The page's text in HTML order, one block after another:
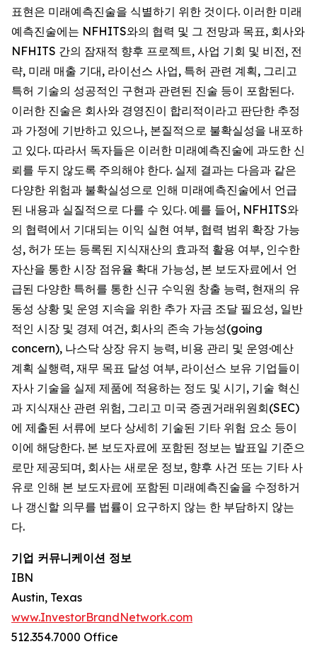
표현은 미래예측진술을 식별하기 위한 것이다. 이러한 미래
예측진술에는 NFHITS와의 협력 및 그 전망과 목표, 회사와
NFHITS 간의 잠재적 향후 프로젝트, 사업 기회 및 비전, 전
략, 미래 매출 기대, 라이선스 사업, 특허 관련 계획, 그리고
특허 기술의 성공적인 구현과 관련된 진술 등이 포함된다.
이러한 진술은 회사와 경영진이 합리적이라고 판단한 추정
과 가정에 기반하고 있으나, 본질적으로 불확실성을 내포하
고 있다. 따라서 독자들은 이러한 미래예측진술에 과도한 신
뢰를 두지 않도록 주의해야 한다. 실제 결과는 다음과 같은
다양한 위험과 불확실성으로 인해 미래예측진술에서 언급
된 내용과 실질적으로 다를 수 있다. 예를 들어, NFHITS와
의 협력에서 기대되는 이익 실현 여부, 협력 범위 확장 가능
성, 허가 또는 등록된 지식재산의 효과적 활용 여부, 인수한
자산을 통한 시장 점유율 확대 가능성, 본 보도자료에서 언
급된 다양한 특허를 통한 신규 수익원 창출 능력, 현재의 유
동성 상황 및 운영 지속을 위한 추가 자금 조달 필요성, 일반
적인 시장 및 경제 여건, 회사의 존속 가능성(going
concern), 나스닥 상장 유지 능력, 비용 관리 및 운영·예산
계획 실행력, 재무 목표 달성 여부, 라이선스 보유 기업들이
자사 기술을 실제 제품에 적용하는 정도 및 시기, 기술 혁신
과 지식재산 관련 위험, 그리고 미국 증권거래위원회(SEC)
에 제출된 서류에 보다 상세히 기술된 기타 위험 요소 등이
이에 해당한다. 본 보도자료에 포함된 정보는 발표일 기준으
로만 제공되며, 회사는 새로운 정보, 향후 사건 또는 기타 사
유로 인해 본 보도자료에 포함된 미래예측진술을 수정하거
나 갱신할 의무를 법률이 요구하지 않는 한 부담하지 않는
다.
기업 커뮤니케이션 정보
IBN
Austin, Texas
www.InvestorBrandNetwork.com
512.354.7000 Office